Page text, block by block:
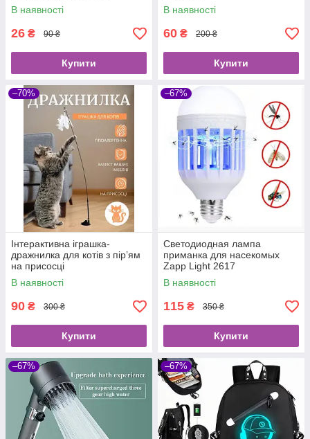
В наявності
26 ₴ 90 ₴
Купити
В наявності
60 ₴ 200 ₴
Купити
–70%
Інтерактивна іграшка-
дражнилка для котів з пір’ям
на присосці
В наявності
90 ₴ 300 ₴
Купити
–67%
Светодиодная лампа
приманка для насекомых
Zapp Light 2617
уничтожитель насекомых
В наявності
115 ₴ 350 ₴
Купити
–67% –67%